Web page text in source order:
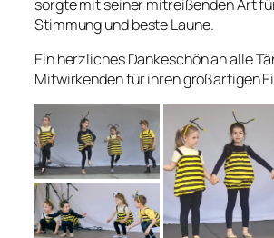
sorgte mit seiner mitreißenden Art
Stimmung und beste Laune.
Ein herzliches Dankeschön an alle
Mitwirkenden für ihren großartigen